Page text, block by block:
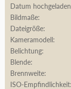
Datum hochgeladen
Bildmaße
Dateigröße
Kameramodell
Belichtung
Blende
Brennweite
ISO-Empfindlichkeit